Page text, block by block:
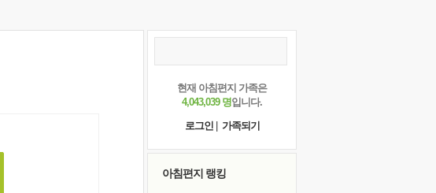
현재 아침편지 가족은
4,043,039 명입니다.
로그인
가족되기
아침편지 랭킹